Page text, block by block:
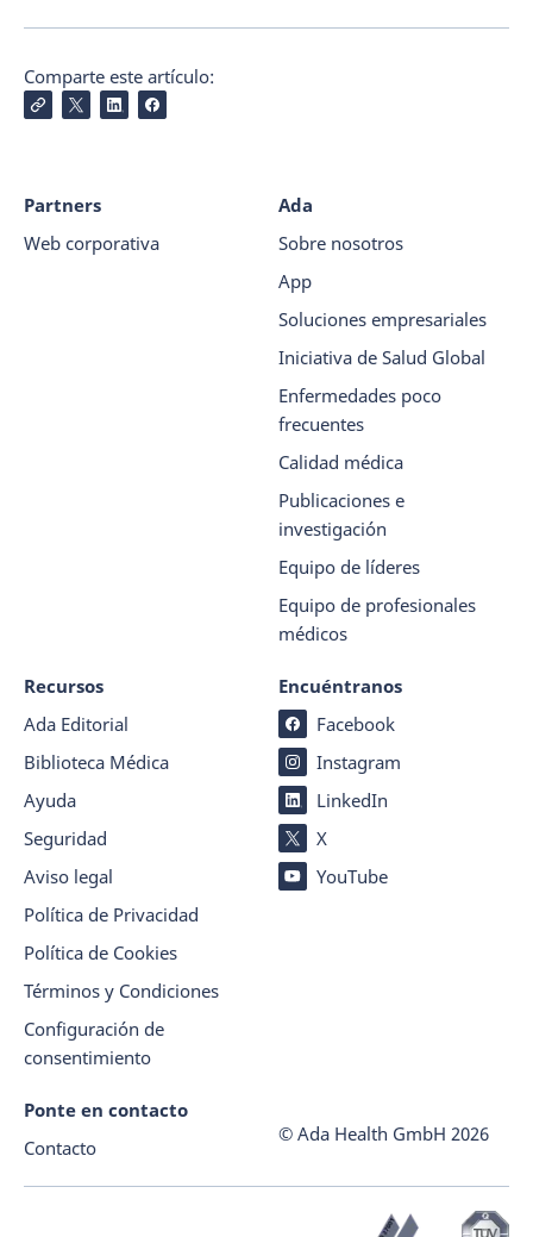
Comparte este artículo:
Partners
Web corporativa
Ada
Sobre nosotros
App
Soluciones empresariales
Iniciativa de Salud Global
Enfermedades poco
frecuentes
Calidad médica
Publicaciones e
investigación
Equipo de líderes
Equipo de profesionales
médicos
Recursos
Ada Editorial
Biblioteca Médica
Ayuda
Seguridad
Aviso legal
Política de Privacidad
Política de Cookies
Términos y Condiciones
Configuración de
consentimiento
Encuéntranos
Facebook
Instagram
LinkedIn
X
YouTube
Ponte en contacto
Contacto
© Ada Health GmbH 2026